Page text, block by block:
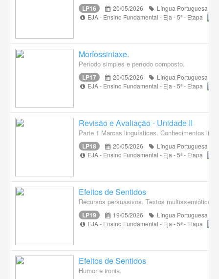
LP16 20/05/2026
Língua Portuguesa
EJA - Ensino Fundamental - Eja - 5ª - Etapa
Morfossintaxe.
Período simples e período composto.
LP17 20/05/2026
Língua Portuguesa
EJA - Ensino Fundamental - Eja - 5ª - Etapa
Revisão e Avaliação - Unidade II
Parte 1 Marcas linguísticas. Conhecimentos
LP18 20/05/2026
Língua Portuguesa
EJA - Ensino Fundamental - Eja - 5ª - Etapa
Efeitos de Sentidos
Recursos persuasivos. Textos multissemióticos.
LP19 19/05/2026
Língua Portuguesa
EJA - Ensino Fundamental - Eja - 5ª - Etapa
Efeitos de Sentidos
Humor e ironia.